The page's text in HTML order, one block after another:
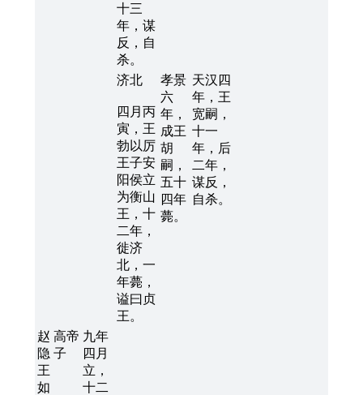
十三
年，谋
反，自
杀。
济北
四月丙
寅，王
勃以厉
王子安
阳侯立
为衡山
王，十
二年，
徙济
北，一
年薨，
谥曰贞
王。
孝景
六
年，
成王
胡
嗣，
五十
四年
薨。
天汉四
年，王
宽嗣，
十一
年，后
二年，
谋反，
自杀。
赵
隐
王
如
高帝
子
九年
四月
立，
十二